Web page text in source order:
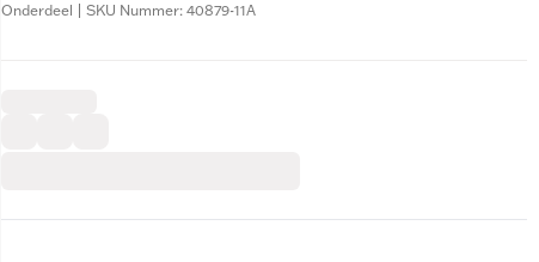
Onderdeel | SKU Nummer: 40879-11A